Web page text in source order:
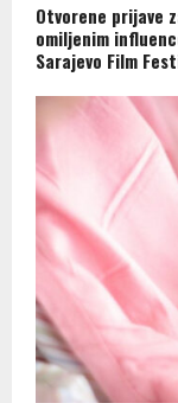
Otvorene prijave
omiljenim
Sarajevo Film